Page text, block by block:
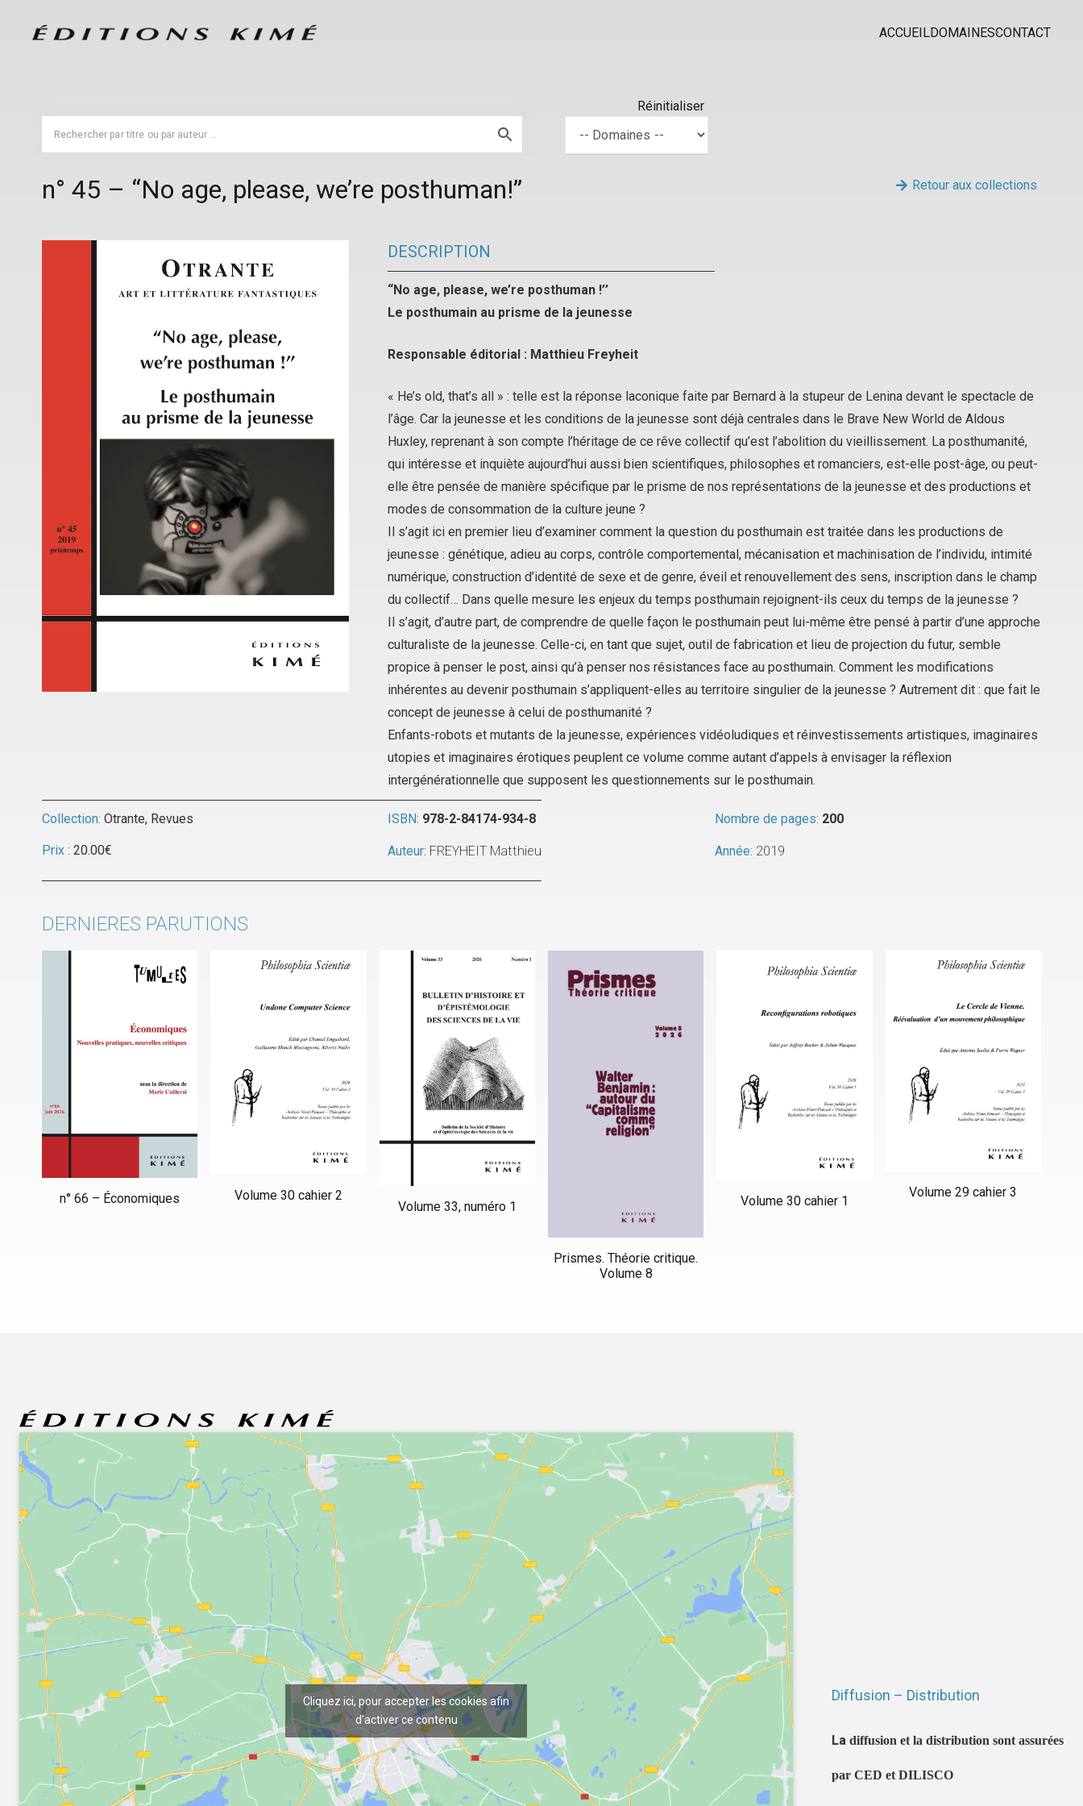
ACCUEILDOMAINESCONTACT
Réinitialiser
n° 45 – “No age, please, we’re posthuman!” Retour aux collections
DESCRIPTION
“No age, please, we’re posthuman !’’
Le posthumain au prisme de la jeunesse
Responsable éditorial : Matthieu Freyheit
« He’s old, that’s all » : telle est la réponse laconique faite par Bernard à la stupeur de Lenina devant le spectacle de
l’âge. Car la jeunesse et les conditions de la jeunesse sont déjà centrales dans le Brave New World de Aldous
Huxley, reprenant à son compte l’héritage de ce rêve collectif qu’est l’abolition du vieillissement. La posthumanité,
qui intéresse et inquiète aujourd’hui aussi bien scientifiques, philosophes et romanciers, est-elle post-âge, ou peut-
elle être pensée de manière spécifique par le prisme de nos représentations de la jeunesse et des productions et
modes de consommation de la culture jeune ?
Il s’agit ici en premier lieu d’examiner comment la question du posthumain est traitée dans les productions de
jeunesse : génétique, adieu au corps, contrôle comportemental, mécanisation et machinisation de l’individu, intimité
numérique, construction d’identité de sexe et de genre, éveil et renouvellement des sens, inscription dans le champ
du collectif… Dans quelle mesure les enjeux du temps posthumain rejoignent-ils ceux du temps de la jeunesse ?
Il s’agit, d’autre part, de comprendre de quelle façon le posthumain peut lui-même être pensé à partir d’une approche
culturaliste de la jeunesse. Celle-ci, en tant que sujet, outil de fabrication et lieu de projection du futur, semble
propice à penser le post, ainsi qu’à penser nos résistances face au posthumain. Comment les modifications
inhérentes au devenir posthumain s’appliquent-elles au territoire singulier de la jeunesse ? Autrement dit : que fait le
concept de jeunesse à celui de posthumanité ?
Enfants-robots et mutants de la jeunesse, expériences vidéoludiques et réinvestissements artistiques, imaginaires
utopies et imaginaires érotiques peuplent ce volume comme autant d’appels à envisager la réflexion
intergénérationnelle que supposent les questionnements sur le posthumain.
Collection: Otrante, Revues
Prix : 20.00€
ISBN: 978-2-84174-934-8 Nombre de pages: 200
Auteur: FREYHEIT Matthieu Année: 2019
DERNIERES PARUTIONS
n° 66 – Économiques Volume 30 cahier 2
Volume 33, numéro 1
Prismes. Théorie critique.
Volume 8
Volume 30 cahier 1
Volume 29 cahier 3
Cliquez ici, pour accepter les cookies afin
d'activer ce contenu
Diffusion – Distribution
La diffusion et la distribution sont assurées
par CED et DILISCO